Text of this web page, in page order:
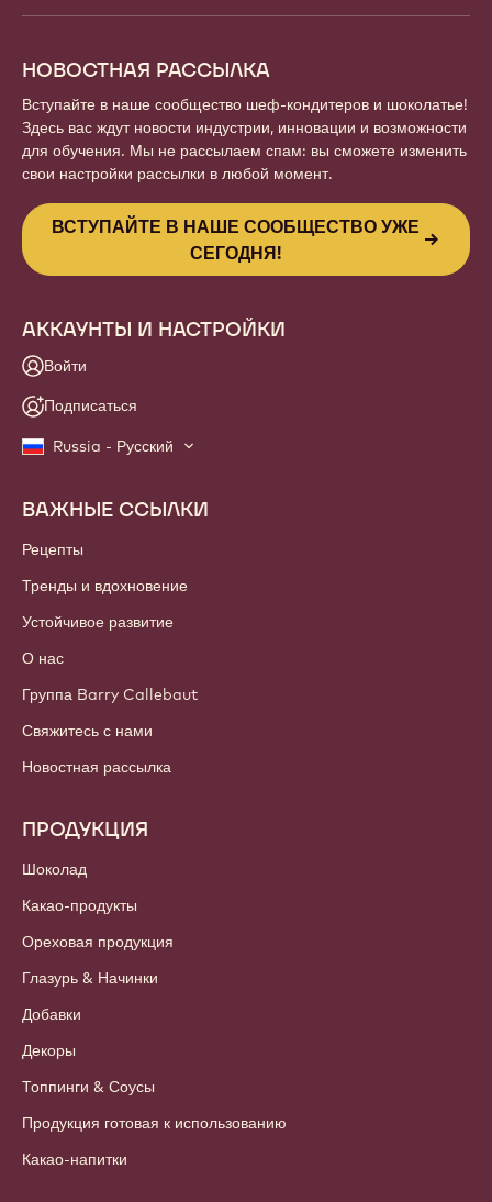
НОВОСТНАЯ РАССЫЛКА
Вступайте в наше сообщество шеф-кондитеров и шоколатье!
Здесь вас ждут новости индустрии, инновации и возможности
для обучения. Мы не рассылаем спам: вы сможете изменить
свои настройки рассылки в любой момент.
ВСТУПАЙТЕ В НАШЕ СООБЩЕСТВО УЖЕ
СЕГОДНЯ!
АККАУНТЫ И НАСТРОЙКИ
Войти
Подписаться
Russia - Русский
Footer
Callebaut
ВАЖНЫЕ ССЫЛКИ
Рецепты
Тренды и вдохновение
Устойчивое развитие
О нас
Группа Barry Callebaut
Свяжитесь с нами
Новостная рассылка
ПРОДУКЦИЯ
Шоколад
Какао-продукты
Ореховая продукция
Глазурь & Начинки
Добавки
Декоры
Топпинги & Соусы
Продукция готовая к использованию
Какао-напитки